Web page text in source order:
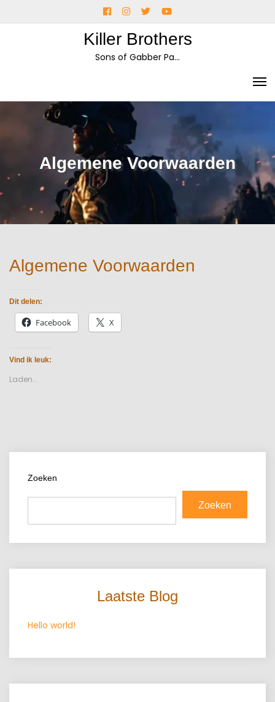
to
FacebookInstagram
TwitterYouTube
Killer Brothers
Sons of Gabber Pa…
Algemene Voorwaarden
Algemene Voorwaarden
Dit delen:
Facebook X
Vind ik leuk:
Laden...
Zoeken
Zoeken
Laatste Blog
Hello world!